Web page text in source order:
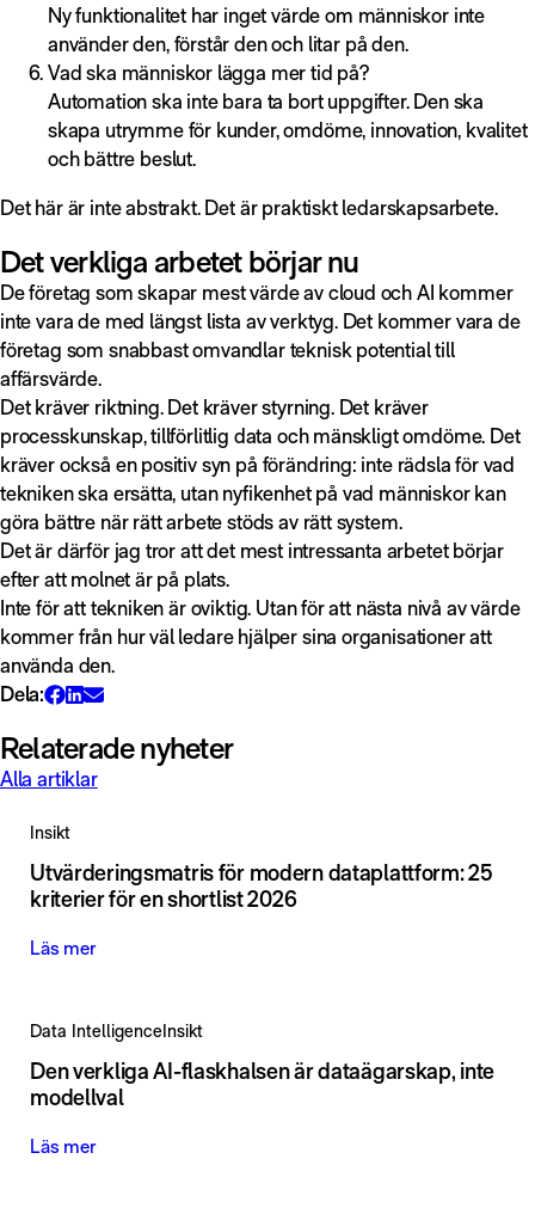
Ny funktionalitet har inget värde om människor inte
använder den, förstår den och litar på den.
Vad ska människor lägga mer tid på?
Automation ska inte bara ta bort uppgifter. Den ska
skapa utrymme för kunder, omdöme, innovation, kvalitet
och bättre beslut.
Det här är inte abstrakt. Det är praktiskt ledarskapsarbete.
Det verkliga arbetet börjar nu
De företag som skapar mest värde av cloud och AI kommer
inte vara de med längst lista av verktyg. Det kommer vara de
företag som snabbast omvandlar teknisk potential till
affärsvärde.
Det kräver riktning. Det kräver styrning. Det kräver
processkunskap, tillförlitlig data och mänskligt omdöme. Det
kräver också en positiv syn på förändring: inte rädsla för vad
tekniken ska ersätta, utan nyfikenhet på vad människor kan
göra bättre när rätt arbete stöds av rätt system.
Det är därför jag tror att det mest intressanta arbetet börjar
efter att molnet är på plats.
Inte för att tekniken är oviktig. Utan för att nästa nivå av värde
kommer från hur väl ledare hjälper sina organisationer att
använda den.
Dela:
Relaterade nyheter
Alla artiklar
Insikt
Utvärderingsmatris för modern dataplattform: 25
kriterier för en shortlist 2026
Läs mer
Data IntelligenceInsikt
Den verkliga AI-flaskhalsen är dataägarskap, inte
modellval
Läs mer